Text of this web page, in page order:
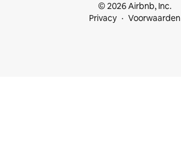
© 2026 Airbnb, Inc.
Privacy
Voorwaarden